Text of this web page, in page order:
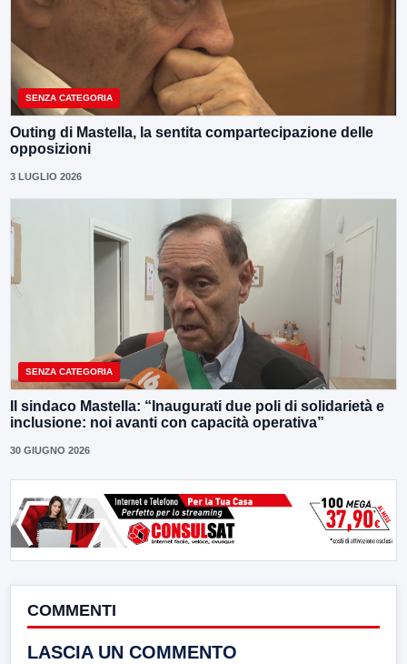
SENZA CATEGORIA
Outing di Mastella, la sentita compartecipazione delle
opposizioni
3 LUGLIO 2026
SENZA CATEGORIA
Il sindaco Mastella: “Inaugurati due poli di solidarietà e
inclusione: noi avanti con capacità operativa”
30 GIUGNO 2026
COMMENTI
LASCIA UN COMMENTO